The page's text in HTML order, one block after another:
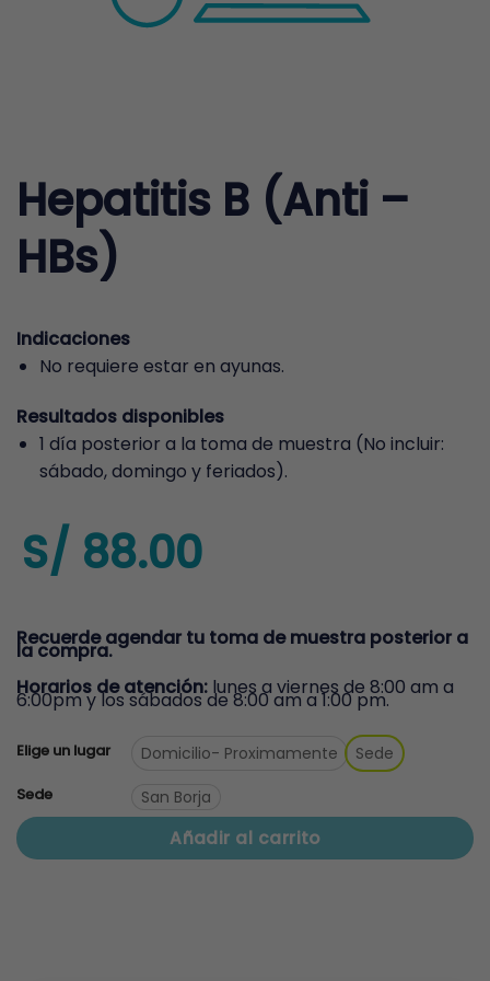
Hepatitis B (Anti –
HBs)
Indicaciones
No requiere estar en ayunas.
Resultados disponibles
1 día posterior a la toma de muestra (No incluir:
sábado, domingo y feriados).
S/ 88.00
Recuerde agendar tu toma de muestra posterior a
la compra.
Horarios de atención: lunes a viernes de 8:00 am a
6:00pm y los sábados de 8:00 am a 1:00 pm.
Elige un lugar Domicilio- Proximamente Sede
Sede San Borja
Añadir al carrito